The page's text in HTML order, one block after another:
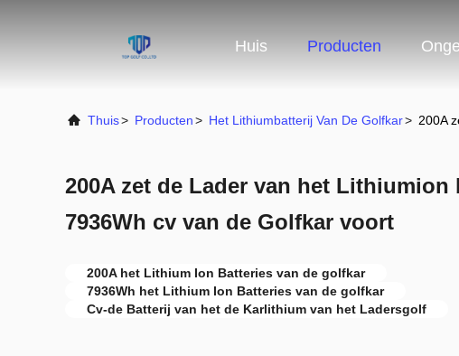
Huis Producten
Thuis> Producten> Het Lithiumbatterij Van De Golfkar> 200A
200A zet de Lader van het Lithiumion
7936Wh cv van de Golfkar voort
200A het Lithium Ion Batteries van de golfkar
7936Wh het Lithium Ion Batteries van de golfkar
Cv-de Batterij van het de Karlithium van het Ladersgolf